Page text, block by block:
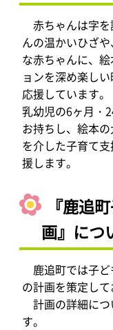
赤ちゃんは字を
んの温かいひざ
な赤ちゃんに、
ョンを深め楽し
応援しています。
乳幼児の6ヶ月・
お持ちし、絵本
を介した子育て
援します。
『鹿追
画』につ
鹿追町では子ど
の計画を策定して
計画の詳細につ
す。